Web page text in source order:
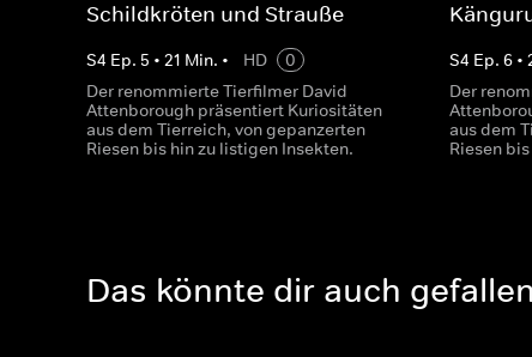
Schildkröten und Strauße
S4 Ep. 5 • 21 Min. • HD
0
Der renommierte Tierfilmer David
Attenborough präsentiert Kuriositäten
aus dem Tierreich, von gepanzerten
Riesen bis hin zu listigen Insekten.
S4 Ep.6 •
Der
aus dem
Riesen
Das könnte dir auch gefallen